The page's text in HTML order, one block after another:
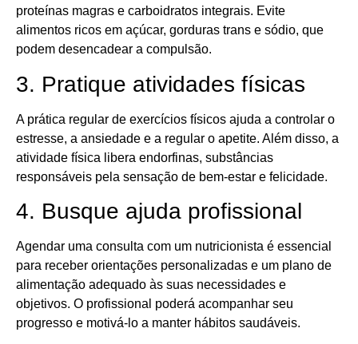
proteínas magras e carboidratos integrais. Evite
alimentos ricos em açúcar, gorduras trans e sódio, que
podem desencadear a compulsão.
3. Pratique atividades físicas
A prática regular de exercícios físicos ajuda a controlar o
estresse, a ansiedade e a regular o apetite. Além disso, a
atividade física libera endorfinas, substâncias
responsáveis pela sensação de bem-estar e felicidade.
4. Busque ajuda profissional
Agendar uma consulta com um nutricionista é essencial
para receber orientações personalizadas e um plano de
alimentação adequado às suas necessidades e
objetivos. O profissional poderá acompanhar seu
progresso e motivá-lo a manter hábitos saudáveis.